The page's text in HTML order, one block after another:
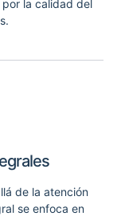
la calidad del
de la atención
se enfoca en